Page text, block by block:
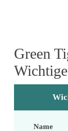
Green
Name